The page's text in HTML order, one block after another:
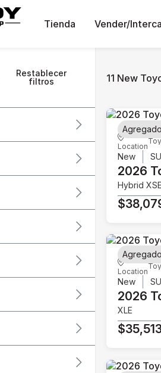
Tienda Vender/
Restablecer
filtros
11 New
Location
New
2026
Hybrid XSE
Location
New
2026
XLE